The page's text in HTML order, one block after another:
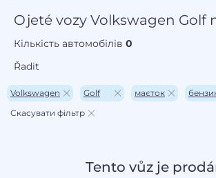
Ojeté vozy Volkswagen Golf
Кількість автомобілів0
Řadit
Volkswagen Golf маєток
Скасувати фільтр
Tento vůz je